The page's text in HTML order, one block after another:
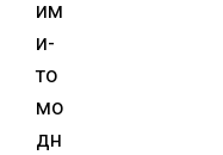
им
и-
то
мо
дн